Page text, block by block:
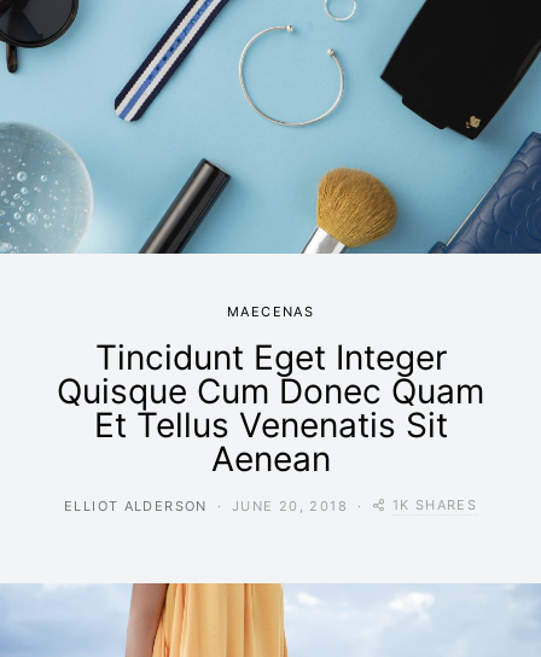
MAECENAS
Tincidunt Eget Integer
Quisque Cum Donec Quam
Et Tellus Venenatis Sit
Aenean
ELLIOT ALDERSON JUNE 20, 2018 1K SHARES